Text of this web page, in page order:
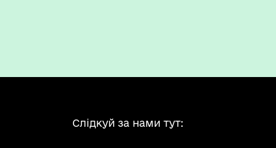
Слідкуй за нами тут: